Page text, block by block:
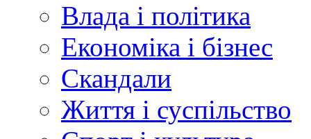
Влада і політика
Економіка і бізнес
Скандали
Життя і суспільство